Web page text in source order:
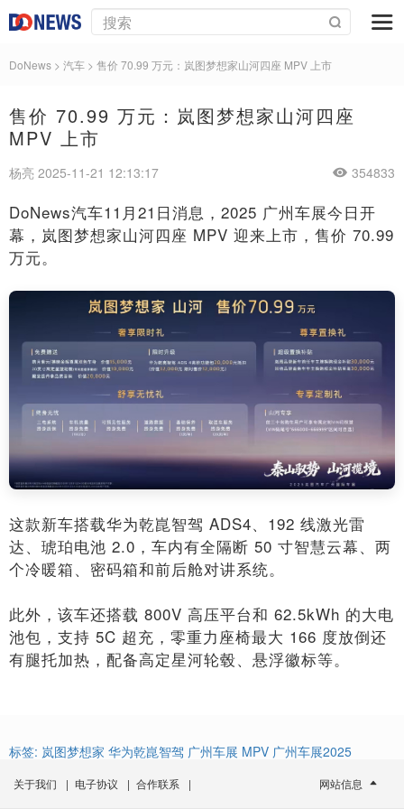
DoNews > 汽车 > 售价 70.99 万元：岚图梦想家山河四座 MPV 上市
售价 70.99 万元：岚图梦想家山河四座
MPV 上市
杨亮 2025-11-21 12:13:17 354833
DoNews汽车11月21日消息，2025 广州车展今日开
幕，岚图梦想家山河四座 MPV 迎来上市，售价 70.99
万元。
这款新车搭载华为乾崑智驾 ADS4、192 线激光雷
达、琥珀电池 2.0，车内有全隔断 50 寸智慧云幕、两
个冷暖箱、密码箱和前后舱对讲系统。
此外，该车还搭载 800V 高压平台和 62.5kWh 的大电
池包，支持 5C 超充，零重力座椅最大 166 度放倒还
有腿托加热，配备高定星河轮毂、悬浮徽标等。
标签: 岚图梦想家 华为乾崑智驾 广州车展 MPV 广州车展2025
关于我们 | 电子协议 | 合作联系 | 网站信息